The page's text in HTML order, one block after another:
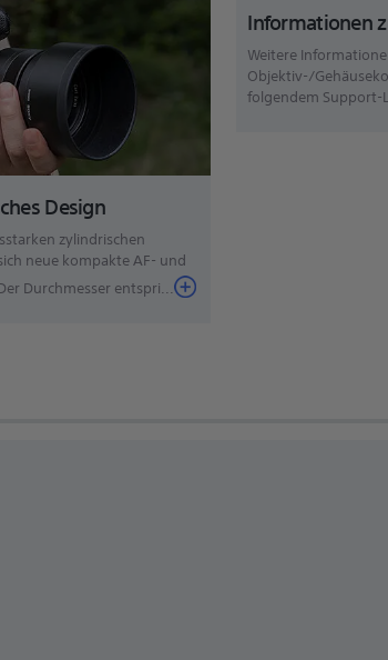
Design
zylindrischen
neue kompakte AF- und
Durchmesser entspri...
Informationen
Weitere
Objektiv-/
folgendem Support-